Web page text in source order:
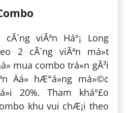
viÃªn Háº¡ Long
2 cÃ´ng viÃªn má»t
mua combo trá»n gÃ³i
Äá» hÆ°á»ng má»©c
20%. Tham kháº£o
khu vui chÆ¡i theo